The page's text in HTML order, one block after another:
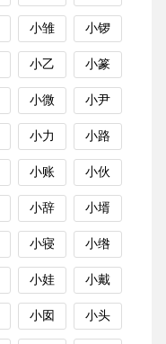
小雏 小锣
小乙 小篆
小微 小尹
小力 小路
小账 小伙
小辞 小壻
小寝 小绺
小娃 小戴
小囡 小头